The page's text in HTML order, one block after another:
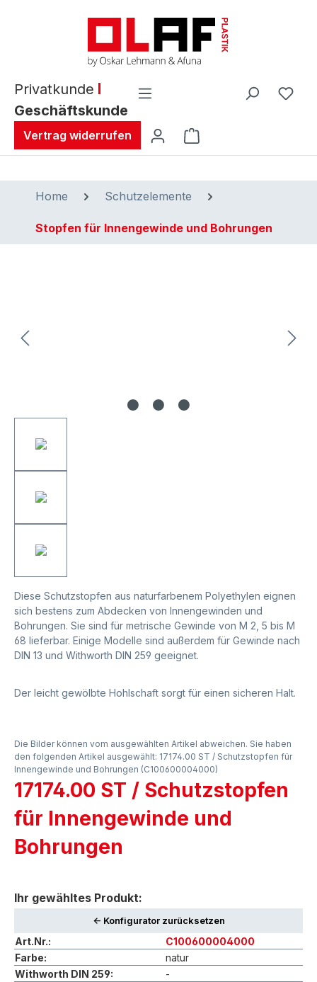
Privatkunde
Geschäftskunde
Vertrag widerrufen Warenkorb enthält
Home Schutzelemente
Stopfen für Innengewinde und Bohrungen
Diese Schutzstopfen aus naturfarbenem Polyethylen eignen
sich bestens zum Abdecken von Innengewinden und
Bohrungen. Sie sind für metrische Gewinde von M 2, 5 bis M
68 lieferbar. Einige Modelle sind außerdem für Gewinde nach
DIN 13 und Withworth DIN 259 geeignet.
Der leicht gewölbte Hohlschaft sorgt für einen sicheren Halt.
Die Bilder können vom ausgewählten Artikel abweichen. Sie haben
den folgenden Artikel ausgewählt: 17174.00 ST / Schutzstopfen für
Innengewinde und Bohrungen (C100600004000)
17174.00 ST / Schutzstopfen
für Innengewinde und
Bohrungen
Ihr gewähltes Produkt:
<- Konfigurator zurücksetzen
Art.Nr.:
C100600004000
Farbe:
natur
Withworth DIN 259:
-